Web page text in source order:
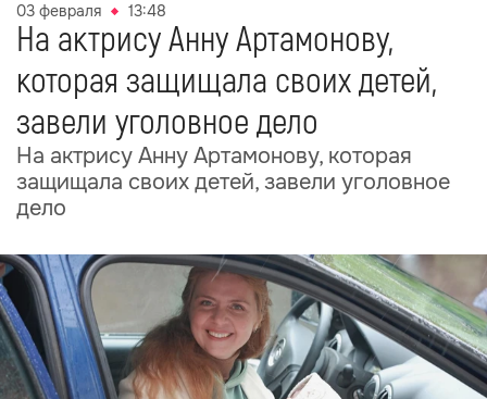
03 февраля 13:48
На актрису Анну Артамонову,
которая защищала своих детей,
завели уголовное дело
На актрису Анну Артамонову, которая
защищала своих детей, завели уголовное
дело